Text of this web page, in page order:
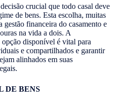
crucial que todo casal deve
de bens. Esta escolha, muitas
gestão financeira do casamento e
na vida a dois. A
opção disponível é vital para
e compartilhados e garantir
alinhados em suas
DE BENS